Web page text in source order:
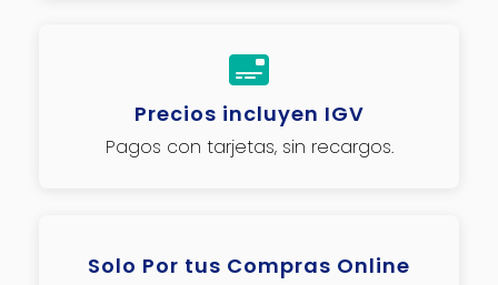
Precios incluyen IGV
Pagos con tarjetas, sin recargos.
Solo Por tus Compras Online